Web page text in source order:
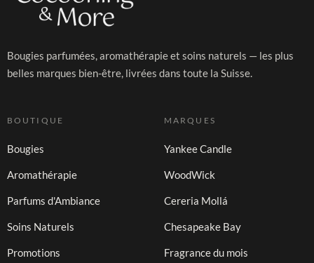
Bougies parfumées, aromathérapie et soins naturels — les plus
belles marques bien-être, livrées dans toute la Suisse.
BOUTIQUE
Bougies
Aromathérapie
Parfums d'Ambiance
Soins Naturels
Promotions
MARQUES
Yankee Candle
WoodWick
Cereria Mollá
Chesapeake Bay
Fragrance du mois